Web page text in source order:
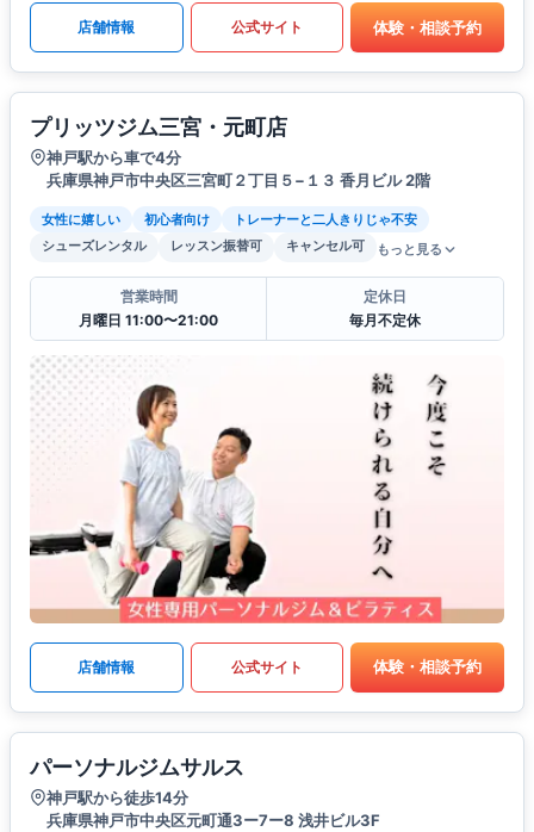
店舗情報 公式サイト 体験・相談予約
プリッツジム三宮・元町店
神戸駅から車で4分
兵庫県神戸市中央区三宮町２丁目５−１３ 香月ビル 2階
女性に嬉しい 初心者向け
トレーナーと二人きりじゃ不安
シューズレンタル
レッスン振替可 キャンセル可 もっと見る
営業時間
月曜日 11:00〜21:00
定休日
毎月不定休
店舗情報 公式サイト 体験・相談予約
パーソナルジムサルス
神戸駅から徒歩14分
兵庫県神戸市中央区元町通3ー7ー8 浅井ビル3F